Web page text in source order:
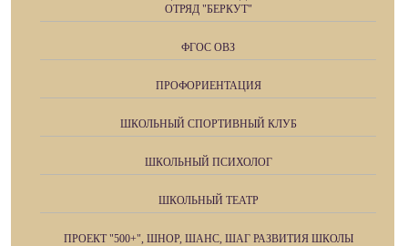
ОТРЯД "БЕРКУТ"
ФГОС ОВЗ
ПРОФОРИЕНТАЦИЯ
ШКОЛЬНЫЙ СПОРТИВНЫЙ КЛУБ
ШКОЛЬНЫЙ ПСИХОЛОГ
ШКОЛЬНЫЙ ТЕАТР
ПРОЕКТ "500+", ШНОР, ШАНС, ШАГ РАЗВИТИЯ ШКОЛЫ